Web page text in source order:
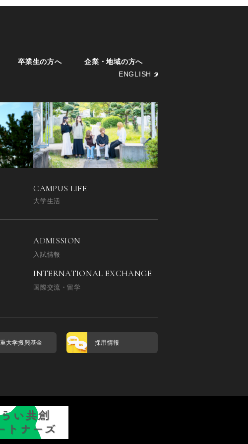
卒業生の方へ
企業・地域の方へ
ENGLISH
CAMPUS LIFE
大学生活
ADMISSION
入試情報
INTERNATIONAL EXCHANGE
国際交流・留学
大学振興基金 採用情報